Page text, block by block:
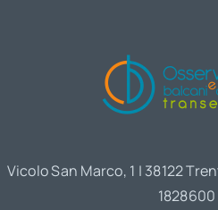
Vicolo San Marco, 1 | 38122
1828600